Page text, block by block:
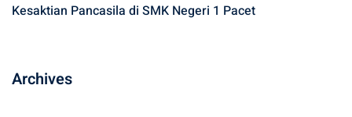
Kesaktian Pancasila di SMK Negeri 1 Pacet
Archives